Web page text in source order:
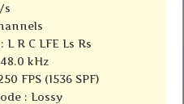
s
R C LFE Ls Rs
kHz
FPS (1536 SPF)
: Lossy